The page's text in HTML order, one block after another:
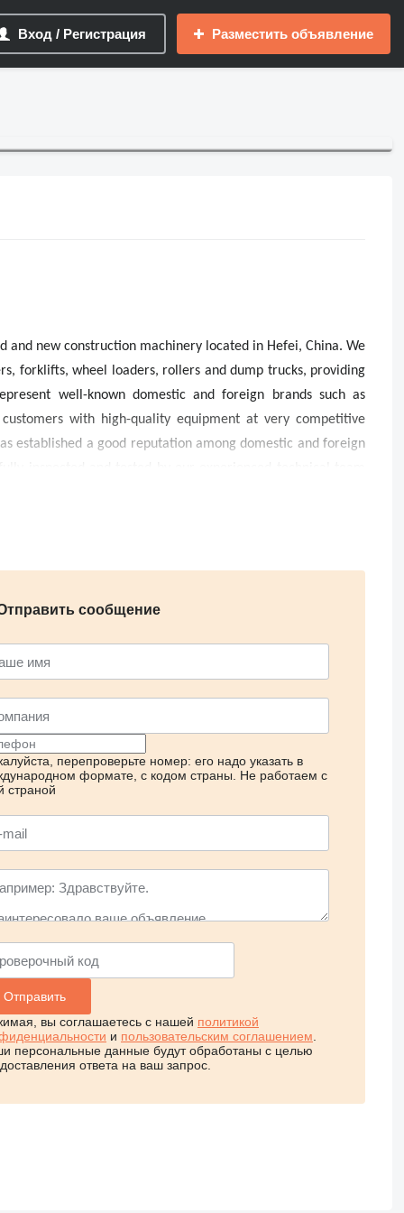
Вход / Регистрация Разместить объявление
and new construction machinery located in Hefei, China. We
forklifts, wheel loaders, rollers and dump trucks, providing
well-known domestic and foreign brands such as
with high-quality equipment at very competitive
established a good reputation among domestic and foreign
сообщение
перепроверьте номер: его надо указать в
формате, с кодом страны.
Не работаем с
страной
вы соглашаетесь с нашей политикой
и пользовательским соглашением
персональные данные будут обработаны с целью
ответа на ваш запрос.